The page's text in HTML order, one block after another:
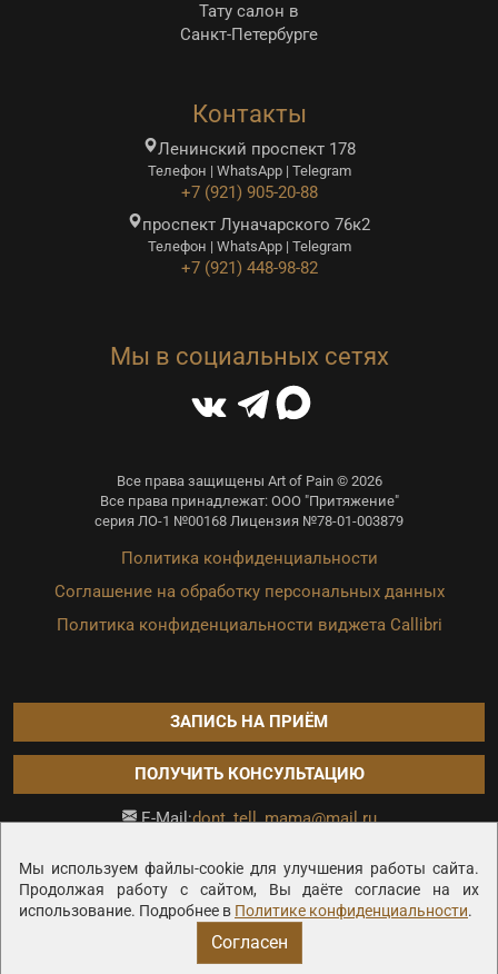
Мы используем файлы-cookie для улучшения работы сайта.
Продолжая работу с сайтом, Вы даёте согласие на их
использование. Подробнее в Политике конфиденциальности.
Согласен
Тату салон в
Санкт-Петербурге
Контакты
Ленинский проспект 178
Телефон | WhatsApp | Telegram
+7 (921) 905-20-88
проспект Луначарского 76к2
Телефон | WhatsApp | Telegram
+7 (921) 448-98-82
Мы в социальных сетях
Все права защищены Art of Pain © 2026
Все права принадлежат: ООО "Притяжение"
серия ЛО-1 №00168 Лицензия №78-01-003879
Политика конфиденциальности
Соглашение на обработку персональных данных
Политика конфиденциальности виджета Callibri
ЗАПИСЬ НА ПРИЁМ
ПОЛУЧИТЬ КОНСУЛЬТАЦИЮ
E-Mail:dont_tell_mama@mail.ru